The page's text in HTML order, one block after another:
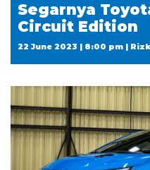
Segarnya
Circuit Edition
22 June 2023 | 8:00 pm |